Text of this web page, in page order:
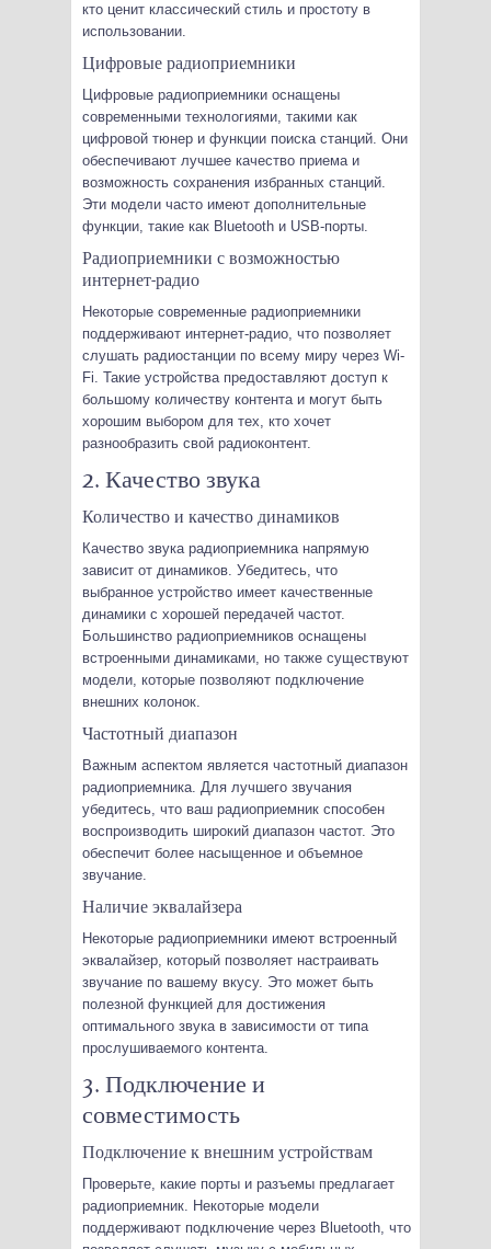
кто ценит классический стиль и простоту в
использовании.
Цифровые радиоприемники
Цифровые радиоприемники оснащены
современными технологиями, такими как
цифровой тюнер и функции поиска станций. Они
обеспечивают лучшее качество приема и
возможность сохранения избранных станций.
Эти модели часто имеют дополнительные
функции, такие как Bluetooth и USB-порты.
Радиоприемники с возможностью
интернет-радио
Некоторые современные радиоприемники
поддерживают интернет-радио, что позволяет
слушать радиостанции по всему миру через Wi-
Fi. Такие устройства предоставляют доступ к
большому количеству контента и могут быть
хорошим выбором для тех, кто хочет
разнообразить свой радиоконтент.
2. Качество звука
Количество и качество динамиков
Качество звука радиоприемника напрямую
зависит от динамиков. Убедитесь, что
выбранное устройство имеет качественные
динамики с хорошей передачей частот.
Большинство радиоприемников оснащены
встроенными динамиками, но также существуют
модели, которые позволяют подключение
внешних колонок.
Частотный диапазон
Важным аспектом является частотный диапазон
радиоприемника. Для лучшего звучания
убедитесь, что ваш радиоприемник способен
воспроизводить широкий диапазон частот. Это
обеспечит более насыщенное и объемное
звучание.
Наличие эквалайзера
Некоторые радиоприемники имеют встроенный
эквалайзер, который позволяет настраивать
звучание по вашему вкусу. Это может быть
полезной функцией для достижения
оптимального звука в зависимости от типа
прослушиваемого контента.
3. Подключение и
совместимость
Подключение к внешним устройствам
Проверьте, какие порты и разъемы предлагает
радиоприемник. Некоторые модели
поддерживают подключение через Bluetooth, что